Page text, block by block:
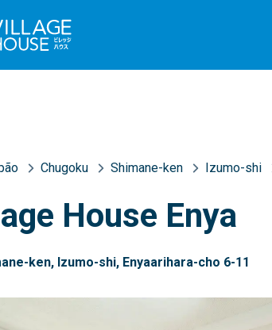
Chugoku Shimane-ken Izumo-shi
House Enya
ken, Izumo-shi, Enyaarihara-cho 6-11